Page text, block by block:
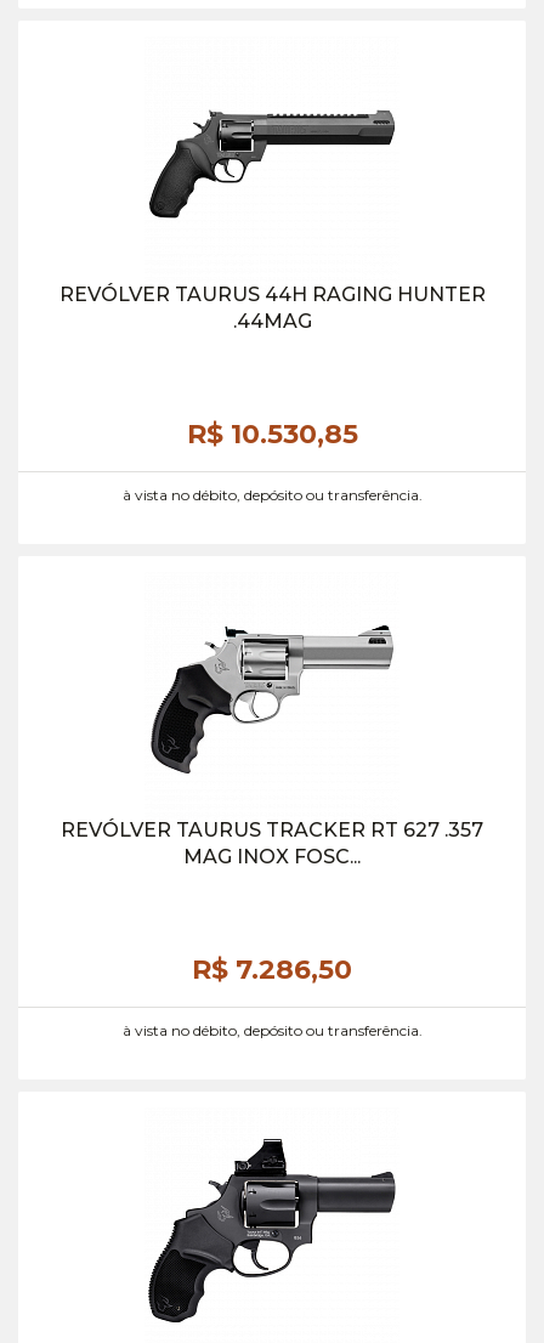
REVÓLVER TAURUS 44H RAGING HUNTER
.44MAG
R$ 10.530,85
à vista no débito, depósito ou transferência.
REVÓLVER TAURUS TRACKER RT 627 .357
MAG INOX FOSC...
R$ 7.286,50
à vista no débito, depósito ou transferência.